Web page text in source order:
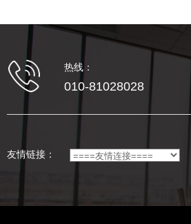
热线：
010-81028028
友情链接：